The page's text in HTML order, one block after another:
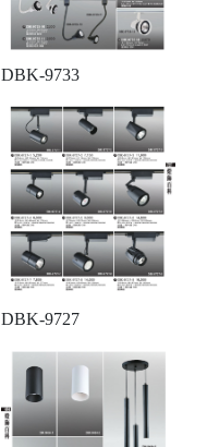
DBK-9733
DBK-9727